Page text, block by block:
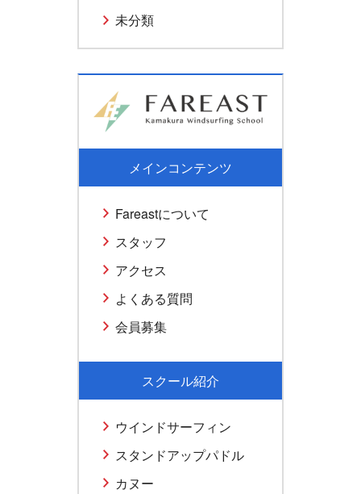
未分類
メインコンテンツ
Fareastについて
スタッフ
アクセス
よくある質問
会員募集
スクール紹介
ウインドサーフィン
スタンドアップパドル
カヌー